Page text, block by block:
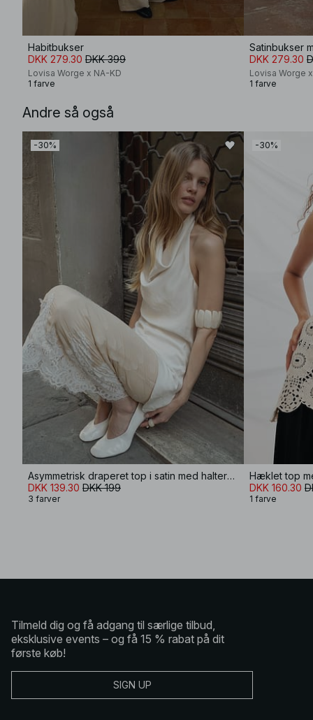
Habitbukser
DKK 279.30 DKK 399
Lovisa Worge x NA-KD
1 farve
Satinbukser
DKK 279.30
Lovisa Worge
1 farve
Andre så også
-30%
Asymmetrisk draperet top i satin med halterneck
DKK 139.30 DKK 199
3 farver
-30%
Hæklet top
DKK 160.30
1 farve
Tilmeld dig og få adgang til særlige tilbud,
eksklusive events – og få 15 % rabat på dit
første køb!
SIGN UP